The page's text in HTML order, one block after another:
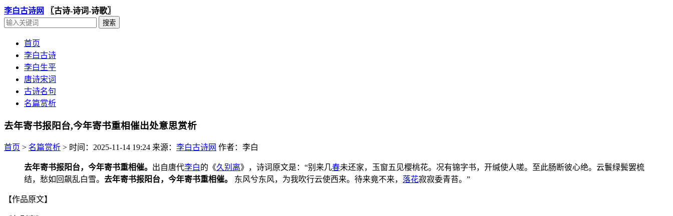
李白古诗网 〖古诗-诗词-诗歌〗
首页
李白古诗
李白生平
唐诗宋词
古诗名句
名篇赏析
去年寄书报阳台,今年寄书重相催出处意思赏析
首页 > 名篇赏析 > 时间：2025-11-14 19:24 来源： 李白古诗网 作者：李白
去年寄书报阳台，今年寄书重相催。 出自唐代李白的《久别离》，诗词原文是：“别来几春未还家，玉窗五见樱桃花。况有锦字书，开缄使人嗟。至此肠断彼心绝。云鬟绿鬓罢梳
结，愁如回飙乱白雪。 去年寄书报阳台，今年寄书重相催。 东风兮东风，为我吹行云使西来。待来竟不来， 落花寂寂委青苔。”
【作品原文】